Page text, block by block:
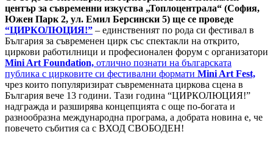
център за съвременни изкуства „Топлоцентрала“ (София,
Южен Парк 2, ул. Емил Берсински 5) ще се проведе
“ЦИРКОЛЮЦИЯ!” – единственият по рода си фестивал в
България за съвременен цирк със спектакли на открито,
циркови работилници и професионален форум с организатори
Mini Art Foundation, отлично познати на българската
публика с цирковите си фестивални формати Mini Art Fest,
чрез които популяризират съвременната циркова сцена в
България вече 13 години. Тази година “ЦИРКОЛЮЦИЯ!”
надгражда и разширява концепцията с още по-богата и
разнообразна международна програма, а добрата новина е, че
повечето събития са с ВХОД СВОБОДЕН!